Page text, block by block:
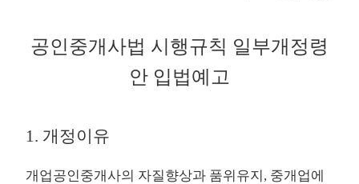
공인중개사법 시행규칙 일부개정령
안 입법예고
1. 개정이유
개업공인중개사의 자질향상과 품위유지, 중개업에